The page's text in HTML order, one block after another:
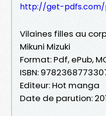
http://get-pdfs.com/
Vilaines filles au
Mikuni Mizuki
Format: Pdf, ePub,
ISBN:
Editeur: Hot manga
Date de parution: